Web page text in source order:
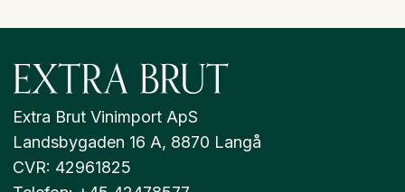
Extra Brut Vinimport ApS
Landsbygaden 16 A, 8870 Langå
CVR: 42961825